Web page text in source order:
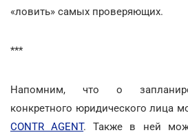
«ловить» самых проверяющих.
***
Напомним, что о
конкретного юридического лица
CONTR AGENT. Также в ней